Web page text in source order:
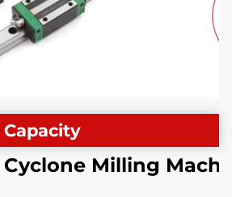
Cyclone Milling